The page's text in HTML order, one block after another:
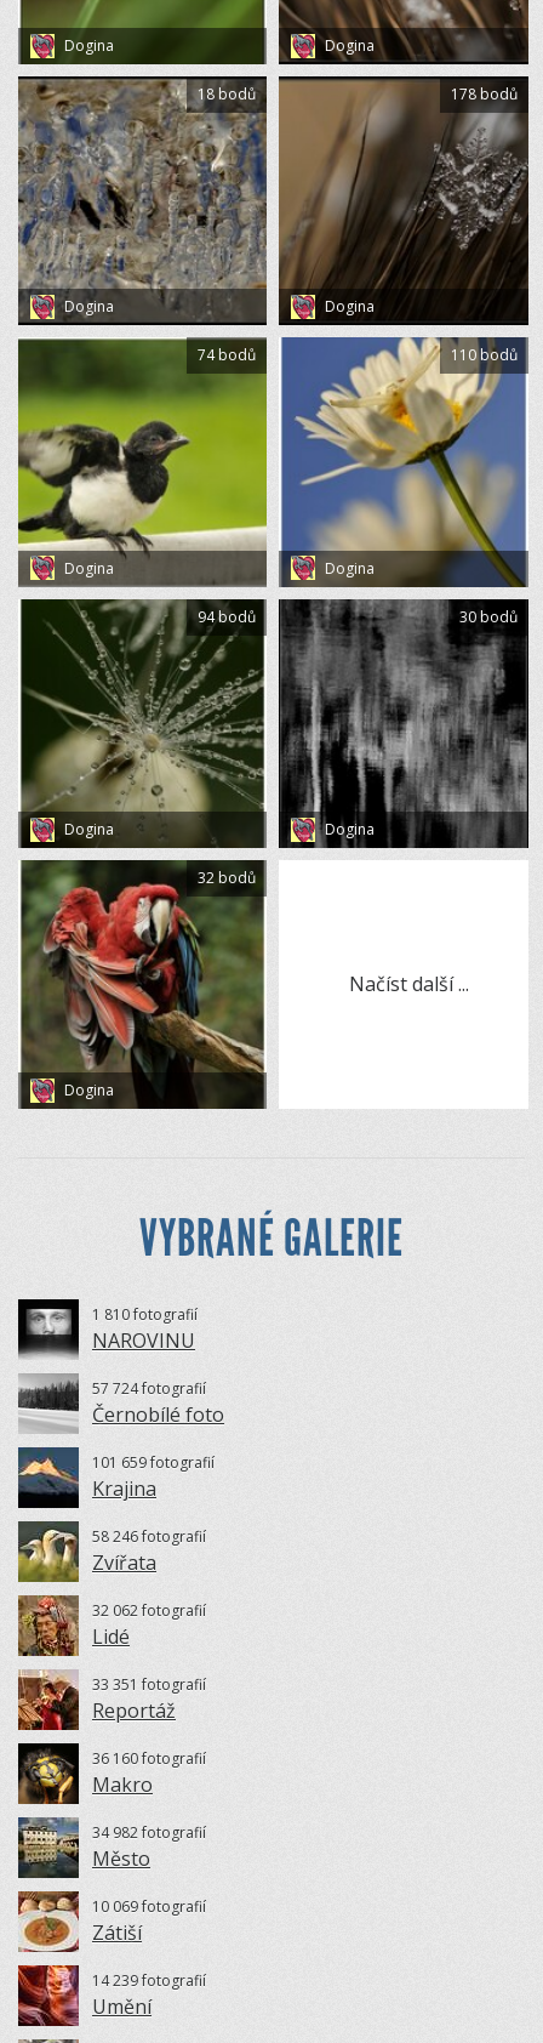
Dogina Dogina
Dogina
18 bodů
Dogina
178 bodů
Dogina
74 bodů
Dogina
110 bodů
Dogina
94 bodů
Dogina
30 bodů
Dogina
32 bodů
Načíst další ...
VYBRANÉ GALERIE
1 810 fotografií
NAROVINU
57 724 fotografií
Černobílé foto
101 659 fotografií
Krajina
58 246 fotografií
Zvířata
32 062 fotografií
Lidé
33 351 fotografií
Reportáž
36 160 fotografií
Makro
34 982 fotografií
Město
10 069 fotografií
Zátiší
14 239 fotografií
Umění